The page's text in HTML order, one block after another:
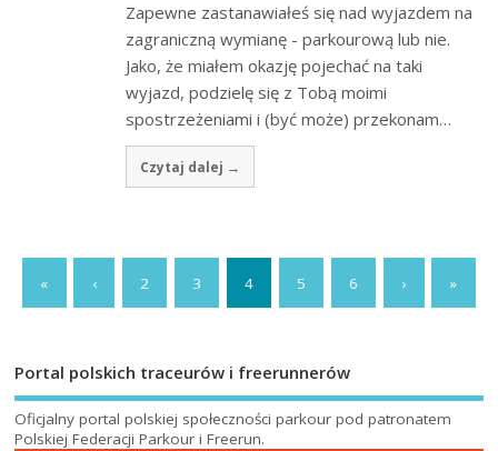
Zapewne zastanawiałeś się nad wyjazdem na
zagraniczną wymianę - parkourową lub nie.
Jako, że miałem okazję pojechać na taki
wyjazd, podzielę się z Tobą moimi
spostrzeżeniami i (być może) przekonam…
Czytaj dalej →
« ‹ 2 3 4 5 6 › »
Portal polskich traceurów i freerunnerów
Oficjalny portal polskiej społeczności parkour pod patronatem
Polskiej Federacji Parkour i Freerun.